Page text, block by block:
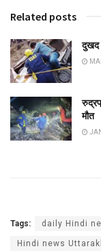
Related posts
दुखद
मौत
Tags: daily Hindi
Hindi news